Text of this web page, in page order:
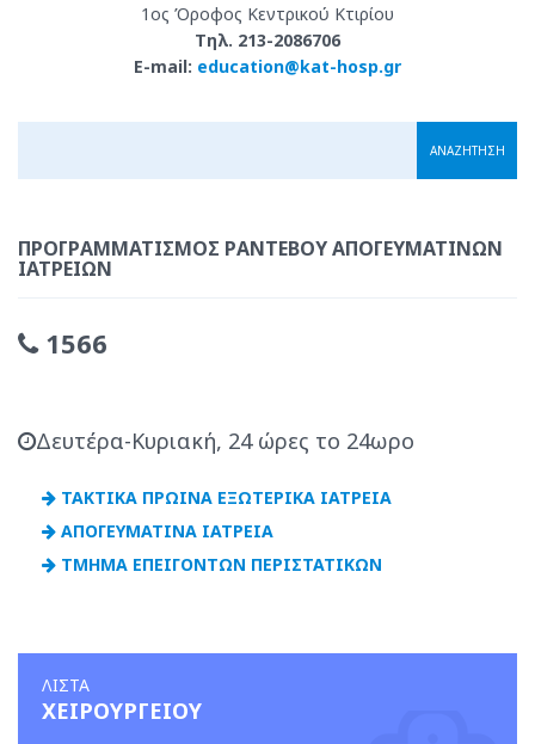
1ος Όροφος Κεντρικού Κτιρίου
Τηλ. 213-2086706
E-mail: education@kat-hosp.gr
ΠΡΟΓΡΑΜΜΑΤΙΣΜΌΣ ΡΑΝΤΕΒΟΎ ΑΠΟΓΕΥΜΑΤΙΝΏΝ
ΙΑΤΡΕΊΩΝ
1566
Δευτέρα-Κυριακή, 24 ώρες το 24ωρο
ΤΑΚΤΙΚΑ ΠΡΩΙΝΑ ΕΞΩΤΕΡΙΚΑ ΙΑΤΡΕΙΑ
ΑΠΟΓΕΥΜΑΤΙΝΑ ΙΑΤΡΕΙΑ
ΤΜΗΜΑ ΕΠΕΙΓΟΝΤΩΝ ΠΕΡΙΣΤΑΤΙΚΩΝ
ΛΙΣΤΑ
ΧΕΙΡΟΥΡΓΕΙΟΥ